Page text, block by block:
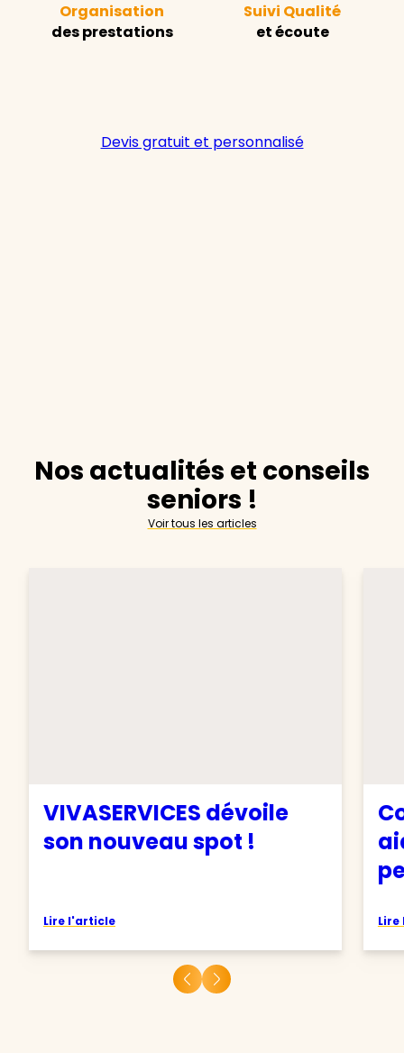
Organisation
des prestations
Suivi Qualité
et écoute
Devis gratuit et personnalisé
Nos actualités et conseils
seniors !
Voir tous les articles
VIVASERVICES dévoile
son nouveau spot !
Lire l'article